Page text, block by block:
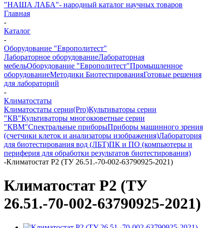
"НАША ЛАБА"- народный каталог научных товаров
Главная
-
Каталог
-
Оборудование "Европолитест"
Лабораторное оборудованиеЛабораторная
мебельОборудование "Европолитест"Промышленное
оборудованиеМетодики БиотестированияГотовые решения
для лабораторий
-
Климатостаты
Климатостаты серии(Pro)Культиваторы серии
"КВ"Культиваторы многокюветные серии
"КВМ"Спектральные приборыПриборы машинного зрения
(счетчики клеток и анализаторы изображения)Лаборатория
для биотестирования вод (ЛБТ)ПК и ПО (компьютеры и
периферия для обработки результатов биотестирования)
-Климатостат Р2 (ТУ 26.51.-70-002-63790925-2021)
Климатостат Р2 (ТУ
26.51.-70-002-63790925-2021)